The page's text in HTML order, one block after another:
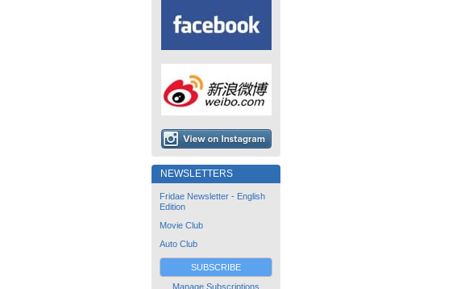
NEWSLETTERS
Fridae Newsletter - English
Edition
Movie Club
Auto Club
SUBSCRIBE
Manage Subscriptions